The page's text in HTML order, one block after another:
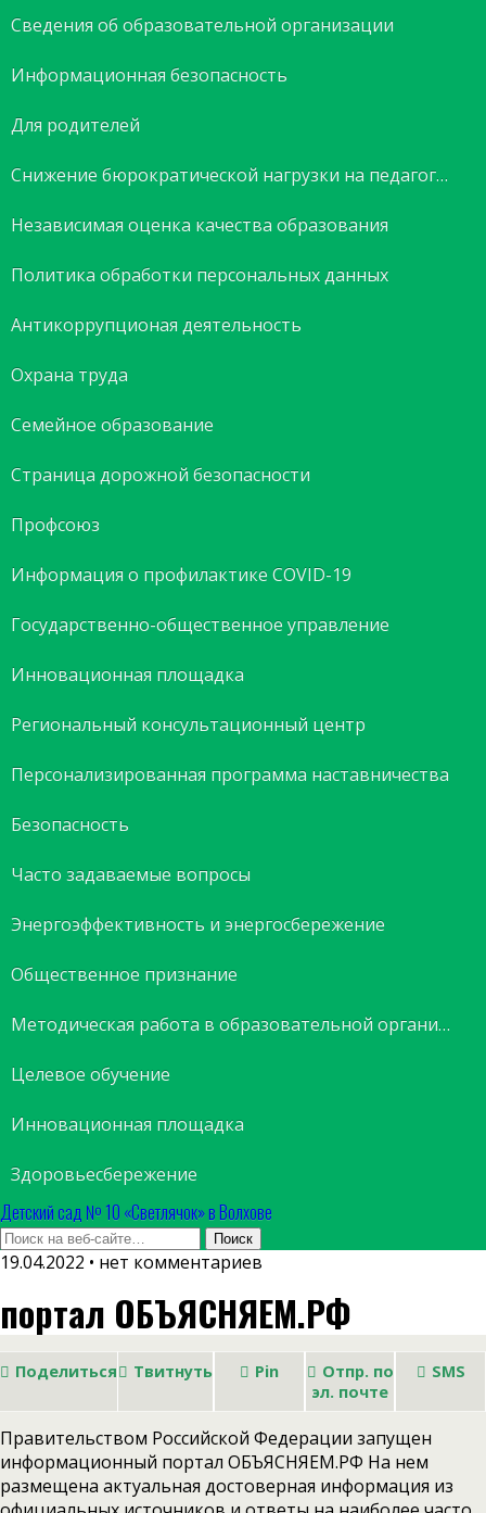
Сведения об образовательной организации
Информационная безопасность
Для родителей
Снижение бюрократической нагрузки на педагогов
Независимая оценка качества образования
Политика обработки персональных данных
Антикоррупционая деятельность
Охрана труда
Семейное образование
Страница дорожной безопасности
Профсоюз
Информация о профилактике COVID-19
Государственно-общественное управление
Инновационная площадка
Региональный консультационный центр
Персонализированная программа наставничества
Безопасность
Часто задаваемые вопросы
Энергоэффективность и энергосбережение
Общественное признание
Методическая работа в образовательной организации
Целевое обучение
Инновационная площадка
Здоровьесбережение
Детский сад № 10 «Светлячок» в Волхове
19.04.2022 • нет комментариев
портал ОБЪЯСНЯЕМ.РФ
Поделиться Твитнуть Pin
Отпр. по
эл. почте
SMS
Правительством Российской Федерации запущен
информационный портал ОБЪЯСНЯЕМ.РФ На нем
размещена актуальная достоверная информация из